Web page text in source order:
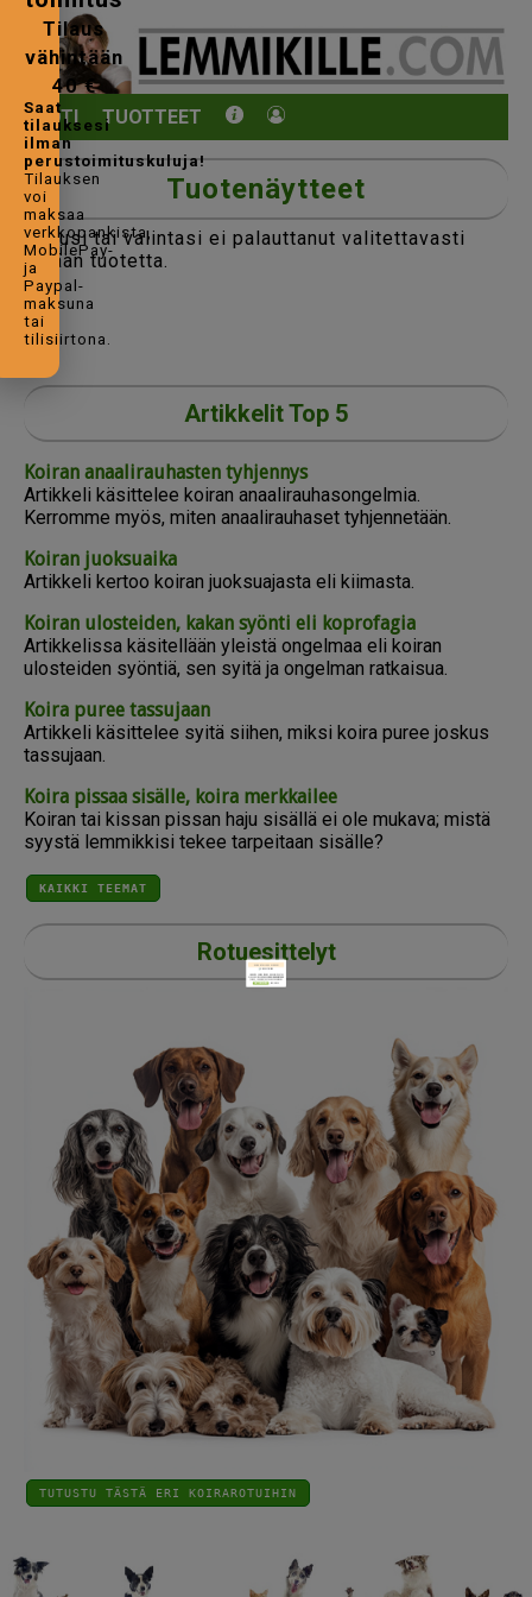
KOTI TUOTTEET
Tilaus
vähintään
40 €
Saat
tilauksesi
ilman
perustoimituskuluja!
Tilauksen
voi
maksaa
verkkopankista,
MobilePay-
ja
Paypal-
maksuna
tai
tilisiirtona.
Tuotenäytteet
Hakusi tai valintasi ei palauttanut valitettavasti
yhtään tuotetta.
Erikoistarjous Sinulle!
Haluatko saada tämän Bob Martin Stay
LISÄÄ OSTOSKORIIN
Artikkelit Top 5
Koiran anaalirauhasten tyhjennys
Artikkeli käsittelee koiran anaalirauhasongelmia.
Kerromme myös, miten anaalirauhaset tyhjennetään.
Koiran juoksuaika
Artikkeli kertoo koiran juoksuajasta eli kiimasta.
Koiran ulosteiden, kakan syönti eli koprofagia
Artikkelissa käsitellään yleistä ongelmaa eli koiran
ulosteiden syöntiä, sen syitä ja ongelman ratkaisua.
Koira puree tassujaan
Artikkeli käsittelee syitä siihen, miksi koira puree joskus
tassujaan.
Koira pissaa sisälle, koira merkkailee
Koiran tai kissan pissan haju sisällä ei ole mukava; mistä
syystä lemmikkisi tekee tarpeitaan sisälle?
KAIKKI TEEMAT
Rotuesittelyt
TUTUSTU TÄSTÄ ERI KOIRAROTUIHIN